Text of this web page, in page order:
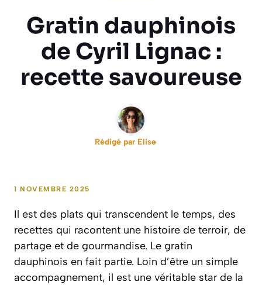
Gratin dauphinois
de Cyril Lignac :
recette savoureuse
Rédigé par Elise
1 NOVEMBRE 2025
Il est des plats qui transcendent le temps, des
recettes qui racontent une histoire de terroir, de
partage et de gourmandise. Le gratin
dauphinois en fait partie. Loin d’être un simple
accompagnement, il est une véritable star de la